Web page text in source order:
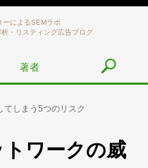
ーによるSEMラボ
析・リスティング広告ブログ
著者
てしまう5つのリスク
ワークの威